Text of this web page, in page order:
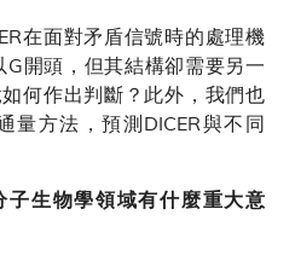
在面對矛盾信號時的處理機
開頭，但其結構卻需要另一
何作出判斷？此外，我們也
量方法，預測DICER與不同
子生物學領域有什麼重大意